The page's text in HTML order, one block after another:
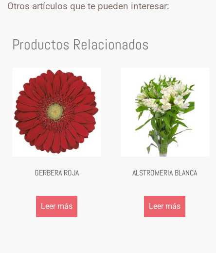
Otros artículos que te pueden interesar:
Productos Relacionados
GERBERA ROJA
Leer más
ALSTROMERIA BLANCA
Leer más